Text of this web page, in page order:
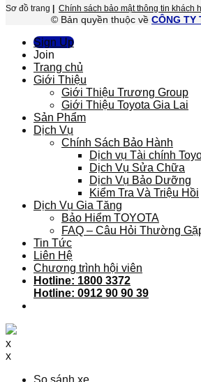
Sơ đồ trang | Chính sách bảo mật thông tin khách
© Bản quyền thuộc về CÔNG TY
Sign Up
Join
Trang chủ
Giới Thiệu
Giới Thiệu Trương Group
Giới Thiệu Toyota Gia Lai
Sản Phẩm
Dịch Vụ
Chính Sách Bảo Hành
Dịch vụ Tài chính
Dịch Vụ Sửa Chữa
Dịch Vụ Bảo Dưỡng
Kiểm Tra Và Triệu Hồi
Dịch Vụ Gia Tăng
Bảo Hiểm TOYOTA
FAQ – Câu Hỏi Thường
Tin Tức
Liên Hệ
Chương trình hội viên
Hotline: 1800 3372
Hotline: 0912 90 90 39
x
x
So sánh xe